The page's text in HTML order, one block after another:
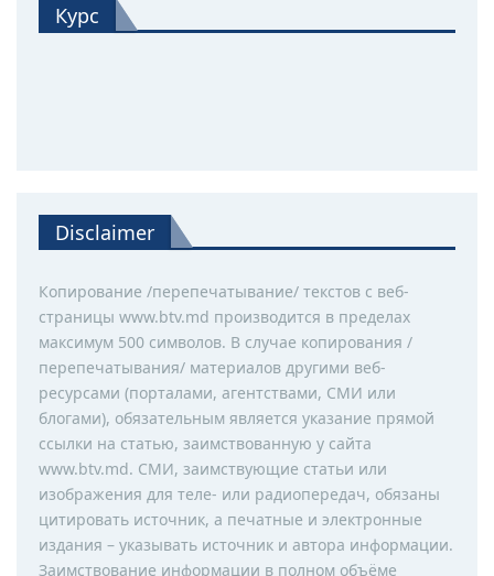
Курс
Disclaimer
Копирование /перепечатывание/ текстов с веб-
страницы www.btv.md производится в пределах
максимум 500 символов. В случае копирования /
перепечатывания/ материалов другими веб-
ресурсами (порталами, агентствами, СМИ или
блогами), обязательным является указание прямой
ссылки на статью, заимствованную у сайта
www.btv.md. СМИ, заимствующие статьи или
изображения для теле- или радиопередач, обязаны
цитировать источник, а печатные и электронные
издания – указывать источник и автора информации.
Заимствование информации в полном объёме